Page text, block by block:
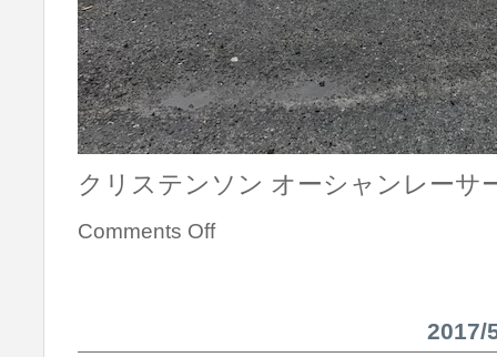
クリステンソン オーシャンレーサ
Comments Off
2017/